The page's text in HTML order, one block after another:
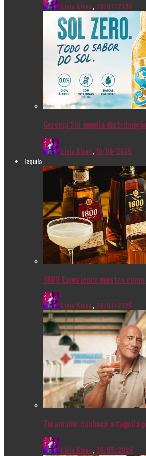
Livia Alves, 23/07/2026
Cerveja Sol amplia
Livia Alves,16/06/2026
Tequila
1800 Experience mostra
Livia Alves, 28/07/2026
Teremana: conheça a tequila
Livia Alves, 08/05/2026